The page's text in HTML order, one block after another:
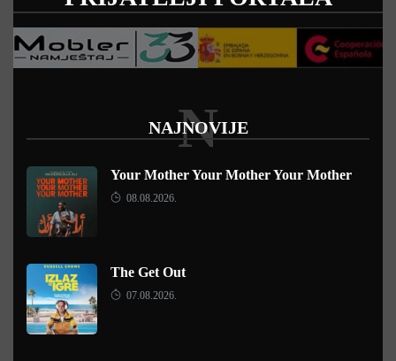
NAJNOVIJE
N
Your Mother Your Mother Your Mother
08.08.2026.
The Get Out
07.08.2026.